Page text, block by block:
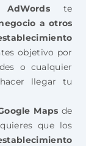
AdWords te
a otros
objetivo por
o cualquier
llegar tu
Maps de
que los